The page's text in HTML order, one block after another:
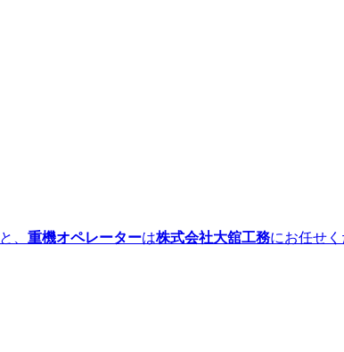
と、 重機オペレーターは株式会社大舘工務にお任せ